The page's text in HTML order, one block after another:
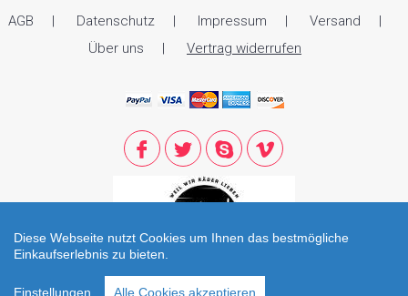
AGB Datenschutz Impressum
Versand
Über uns
Vertrag widerrufen
© 2021 Zweirad Reiter. All Rights Reserved. Öffnungszeiten: Di - Fr: 09.00
Diese Webseite nutzt Cookies um Ihnen das bestmögliche
Einkaufserlebnis zu bieten.
Einstellungen Alle Cookies akzeptieren